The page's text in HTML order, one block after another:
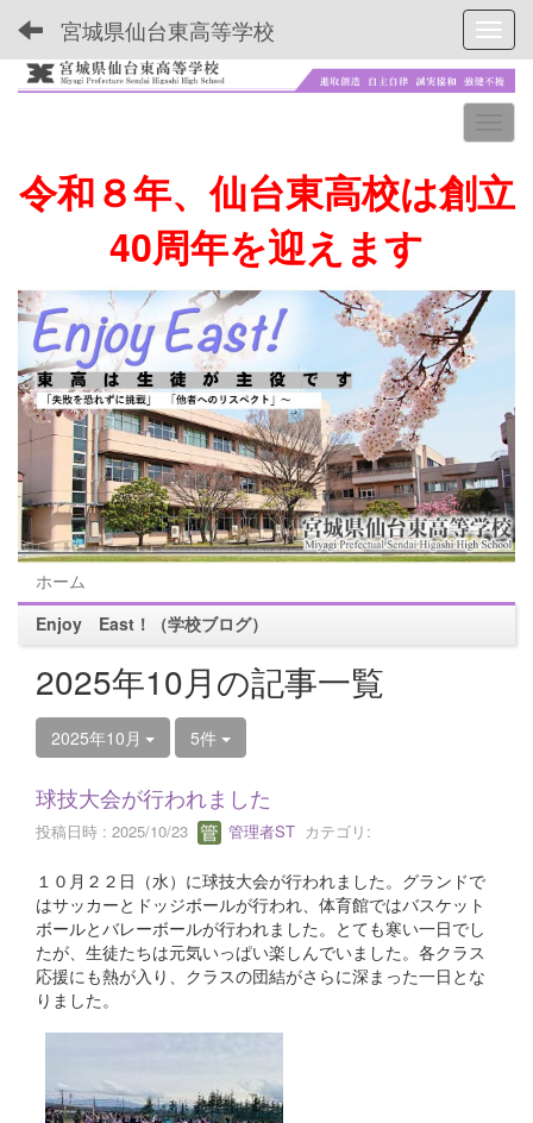
宮城県仙台東高等学校
令和８年、仙台東高校は創立
40周年を迎えます
ホーム
Enjoy East！（学校ブログ）
2025年10月の記事一覧
2025年10月 5件
球技大会が行われました
投稿日時 : 2025/10/23 管理者ST カテゴリ:
１０月２２日（水）に球技大会が行われました。グランドで
はサッカーとドッジボールが行われ、体育館ではバスケット
ボールとバレーボールが行われました。とても寒い一日でし
たが、生徒たちは元気いっぱい楽しんでいました。各クラス
応援にも熱が入り、クラスの団結がさらに深まった一日とな
りました。